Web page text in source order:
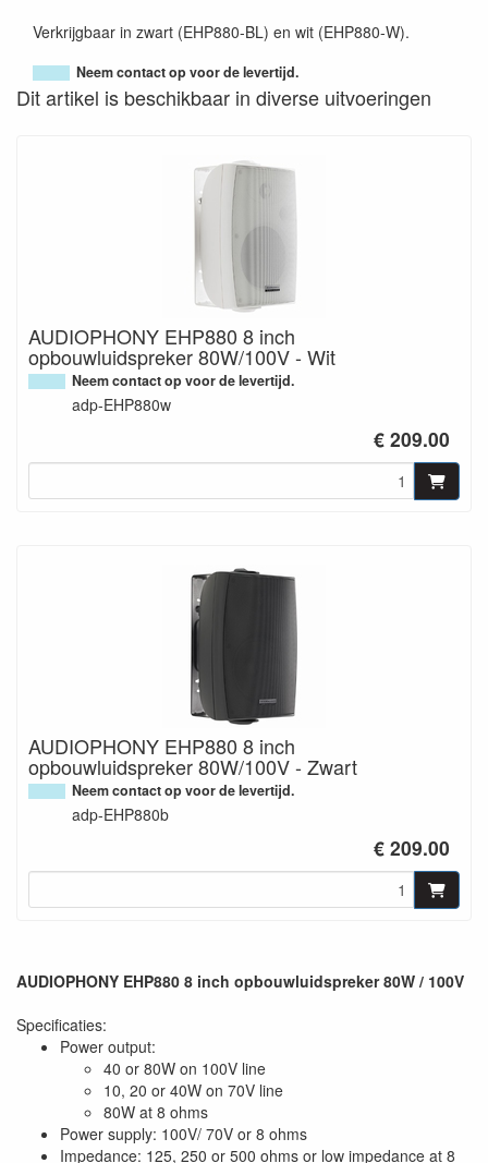
Verkrijgbaar in zwart (EHP880-BL) en wit (EHP880-W).
Neem contact op voor de levertijd.
Dit artikel is beschikbaar in diverse uitvoeringen
AUDIOPHONY EHP880 8 inch
opbouwluidspreker 80W/100V - Wit
Neem contact op voor de levertijd.
adp-EHP880w
€ 209.00
AUDIOPHONY EHP880 8 inch
opbouwluidspreker 80W/100V - Zwart
Neem contact op voor de levertijd.
adp-EHP880b
€ 209.00
AUDIOPHONY EHP880 8 inch opbouwluidspreker 80W / 100V
Specificaties:
Power output:
40 or 80W on 100V line
10, 20 or 40W on 70V line
80W at 8 ohms
Power supply: 100V/ 70V or 8 ohms
Impedance: 125, 250 or 500 ohms or low impedance at 8